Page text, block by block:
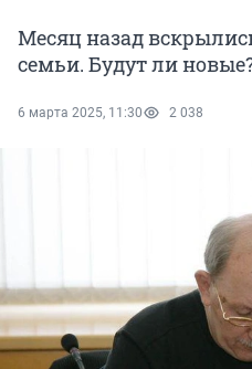
Месяц назад
семьи. Будут ли
6 марта 2025, 11:30 2 038